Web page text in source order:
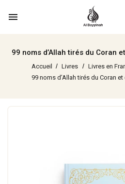
menu
99 noms d’Allah tirés du Coran
Accueil Livres Livres en
99 noms d’Allah tirés du Coran